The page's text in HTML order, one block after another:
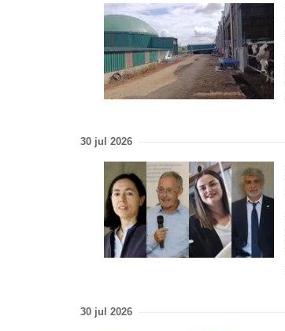
30 jul 2026
30 jul 2026